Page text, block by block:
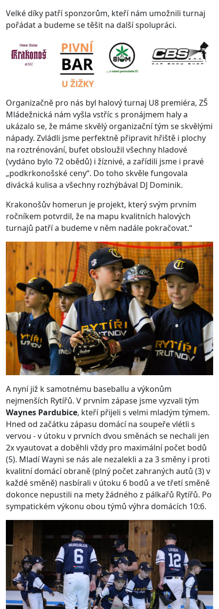
Velké díky patří sponzorům, kteří nám umožnili turnaj
pořádat a budeme se těšit na další spolupráci.
Organizačně pro nás byl halový turnaj U8 premiéra, ZŠ
Mládežnická nám vyšla vstříc s pronájmem haly a
ukázalo se, že máme skvělý organizační tým se skvělými
nápady. Zvládli jsme perfektně připravit hřiště i plochy
na roztrénování, bufet obsloužil všechny hladové
(vydáno bylo 72 obědů) i žíznivé, a zařídili jsme i pravé
„podkrkonošské ceny“. Do toho skvěle fungovala
divácká kulisa a všechny rozhýbával DJ Dominik.
Krakonošův homerun je projekt, který svým prvním
ročníkem potvrdil, že na mapu kvalitních halových
turnajů patří a budeme v něm nadále pokračovat.“
A nyní již k samotnému baseballu a výkonům
nejmenších Rytířů. V prvním zápase jsme vyzvali tým
Waynes Pardubice, kteří přijeli s velmi mladým týmem.
Hned od začátku zápasu domácí na soupeře vlétli s
vervou - v útoku v prvních dvou směnách se nechali jen
2x vyautovat a doběhli vždy pro maximální počet bodů
(5). Mladí Wayni se nás ale nezalekli a za 3 směny i proti
kvalitní domácí obraně (plný počet zahraných autů (3) v
každé směně) nasbírali v útoku 6 bodů a ve třetí směně
dokonce nepustili na mety žádného z pálkařů Rytířů. Po
sympatickém výkonu obou týmů výhra domácích 10:6.